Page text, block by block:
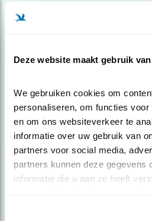
Deze website maakt gebruik
We gebruiken cookies om
personaliseren, om functies
en om ons websiteverkeer te
informatie over uw gebruik van
partners voor social media,
partners kunnen deze gegevens
informatie die u aan ze heeft
Meld je aan en ontvang nieuws,
over vogels en activiteiten van